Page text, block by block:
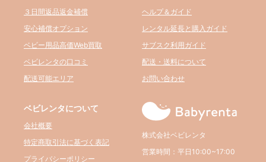
３日間返品返金補償
安心補償オプション
ベビー用品高価Web買取
ベビレンタの口コミ
配送可能エリア
ヘルプ＆ガイド
レンタル延長と購入ガイド
サブスク利用ガイド
配送・送料について
お問い合わせ
ベビレンタについて
会社概要
特定商取引法に基づく表記
プライバシーポリシー
株式会社ベビレンタ
営業時間：平日10:00~17:00